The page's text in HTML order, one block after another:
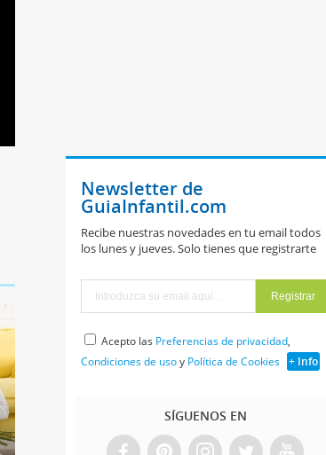
Newsletter de
GuiaInfantil.com
Recibe nuestras novedades en tu email todos
los lunes y jueves. Solo tienes que registrarte
Acepto las Preferencias de privacidad,
Condiciones de usoy Política de Cookies + Info
SÍGUENOS EN